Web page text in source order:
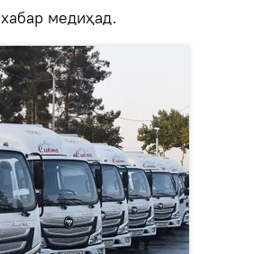
медиҳад.